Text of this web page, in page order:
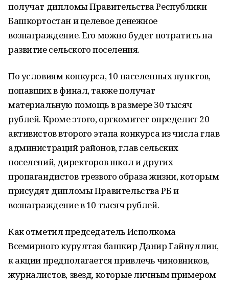
получат дипломы Правительства Республики
Башкортостан и целевое денежное
вознаграждение. Его можно будет потратить на
развитие сельского поселения.
По условиям конкурса, 10 населенных пунктов,
попавших в финал, также получат
материальную помощь в размере 30 тысяч
рублей. Кроме этого, оргкомитет определит 20
активистов второго этапа конкурса из числа глав
администраций районов, глав сельских
поселений, директоров школ и других
пропагандистов трезвого образа жизни, которым
присудят дипломы Правительства РБ и
вознаграждение в 10 тысяч рублей.
Как отметил председатель Исполкома
Всемирного курултая башкир Данир Гайнуллин,
к акции предполагается привлечь чиновников,
журналистов, звезд, которые личным примером